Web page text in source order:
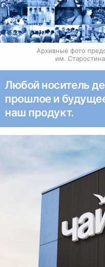
Архивные фото
им.
Любой носитель
прошлое и
наш продукт.